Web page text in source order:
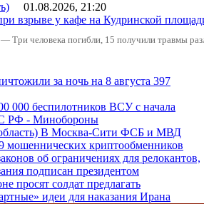
01.08.2026, 21:20
при взрыве у кафе на Кудринской
Три человека погибли, 15 получили травмы
за ночь на 8 августа 397
000 беспилотников ВСУ с начала
РФ - Минобороны
В Москва-Сити ФСБ и МВД
9 мошеннических криптообменников
об ограничениях для релокантов,
подписан президентом
просят солдат предлагать
идеи для наказания Ирана